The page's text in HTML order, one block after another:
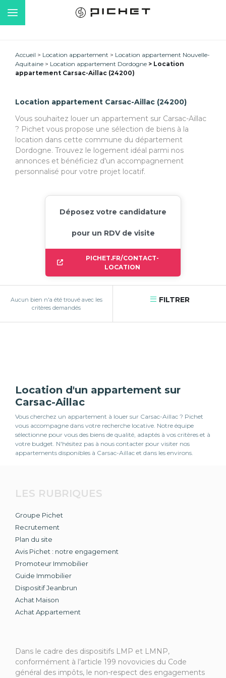
Accueil Location appartement
Location appartement Nouvelle-
Aquitaine
Location appartement Dordogne
Location
appartement Carsac-Aillac (24200)
Location appartement Carsac-Aillac (24200)
Vous souhaitez louer un appartement sur Carsac-Aillac
? Pichet vous propose une sélection de biens à la
location dans cette commune du département
Dordogne. Trouvez le logement idéal parmi nos
annonces et bénéficiez d'un accompagnement
personnalisé pour votre projet locatif.
Déposez votre candidature
pour un RDV de visite
PICHET.FR/CONTACT-
LOCATION
Aucun bien n'a été trouvé avec les
critères demandés
FILTRER
Location d'un appartement sur
Carsac-Aillac
Vous cherchez un appartement à louer sur Carsac-Aillac ? Pichet
vous accompagne dans votre recherche locative. Notre équipe
sélectionne pour vous des biens de qualité, adaptés à vos critères et à
votre budget. N'hésitez pas à nous contacter pour visiter nos
appartements disponibles à Carsac-Aillac et dans les environs.
LES RUBRIQUES
Groupe Pichet
Recrutement
Plan du site
Avis Pichet : notre engagement
Promoteur Immobilier
Guide Immobilier
Dispositif Jeanbrun
Achat Maison
Achat Appartement
Dans le cadre des dispositifs LMP et LMNP,
conformément à l’article 199 novovicies du Code
général des impôts, le non-respect des engagements